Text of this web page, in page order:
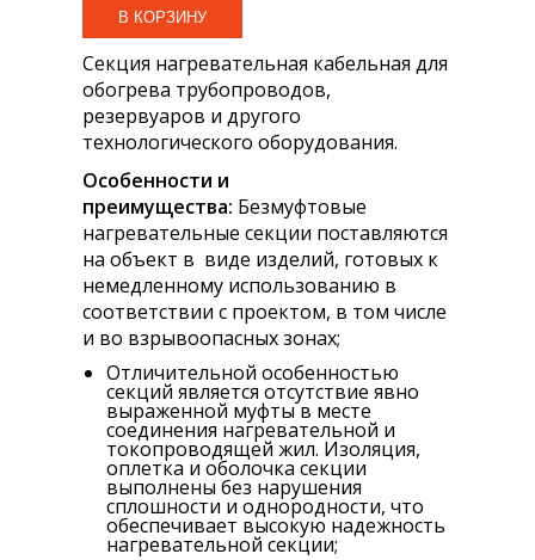
Секция нагревательная кабельная для
обогрева трубопроводов,
резервуаров и другого
технологического оборудования.
Особенности и
преимущества: Безмуфтовые
нагревательные секции поставляются
на объект в виде изделий, готовых к
немедленному использованию в
соответствии с проектом, в том числе
и во взрывоопасных зонах;
Отличительной особенностью
секций является отсутствие явно
выраженной муфты в месте
соединения нагревательной и
токопроводящей жил. Изоляция,
оплетка и оболочка секции
выполнены без нарушения
сплошности и однородности, что
обеспечивает высокую надежность
нагревательной секции;